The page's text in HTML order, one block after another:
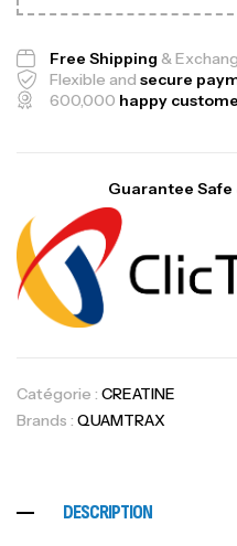
Free Shipping &
Flexible and secure
600,000 happy
Guarantee
Catégorie : CREATINE
Brands : QUAMTRAX
DESCRIPTION